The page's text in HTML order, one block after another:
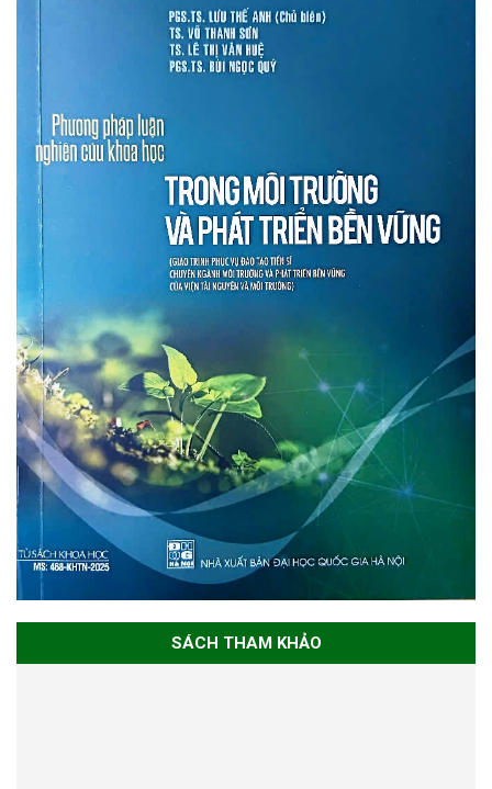
SÁCH THAM KHẢO